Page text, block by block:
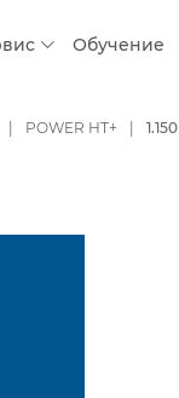
Обучение
POWER HT+ 1.150